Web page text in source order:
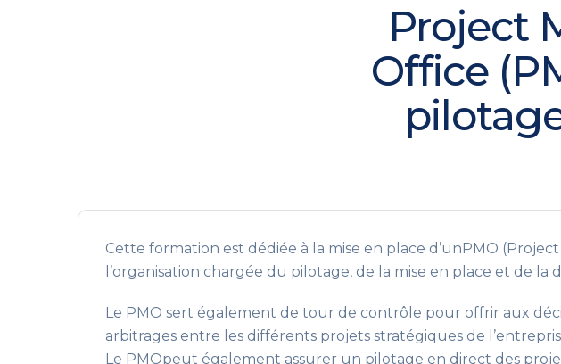
Project
Office
Cette formation est dédiée à la mise en place d’unPMO
l’organisation chargée du pilotage, de la mise en place et de
Le PMO sert également de tour de contrôle pour offrir aux
arbitrages entre les différents projets stratégiques de
Le PMOpeut également assurer un pilotage en direct des